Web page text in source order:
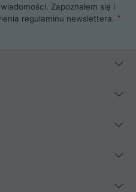
Zapoznałem się i
regulaminu newslettera.